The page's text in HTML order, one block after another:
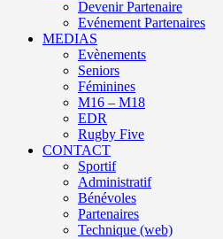
Devenir Partenaire
Evénement Partenaires
MEDIAS
Evènements
Seniors
Féminines
M16 – M18
EDR
Rugby Five
CONTACT
Sportif
Administratif
Bénévoles
Partenaires
Technique (web)